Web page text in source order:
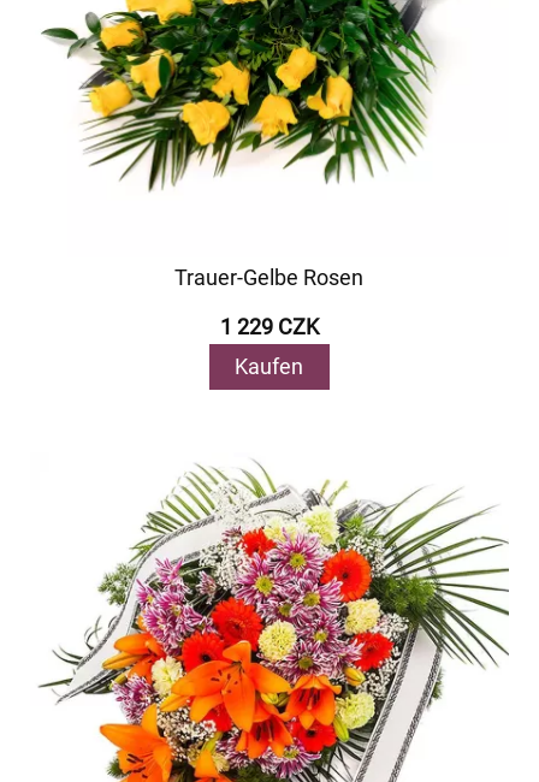
Trauer-Gelbe Rosen
1 229 CZK
Kaufen